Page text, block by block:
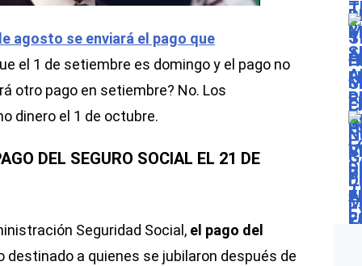
agosto se enviará el pago que
el 1 de setiembre es domingo y el pago no
otro pago en setiembre? No. Los
dinero el 1 de octubre.
DEL SEGURO SOCIAL EL 21 DE
Seguridad Social, el pago del
destinado a quienes se jubilaron después de